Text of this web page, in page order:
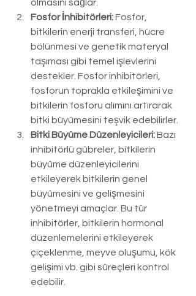
olmasını sağlar.
Fosfor İnhibitörleri: Fosfor,
bitkilerin enerji transferi, hücre
bölünmesi ve genetik materyal
taşıması gibi temel işlevlerini
destekler. Fosfor inhibitörleri,
fosforun toprakla etkileşimini ve
bitkilerin fosforu alımını artırarak
bitki büyümesini teşvik edebilirler.
Bitki Büyüme Düzenleyicileri: Bazı
inhibitörlü gübreler, bitkilerin
büyüme düzenleyicilerini
etkileyerek bitkilerin genel
büyümesini ve gelişmesini
yönetmeyi amaçlar. Bu tür
inhibitörler, bitkilerin hormonal
düzenlemelerini etkileyerek
çiçeklenme, meyve oluşumu, kök
gelişimi vb. gibi süreçleri kontrol
edebilir.